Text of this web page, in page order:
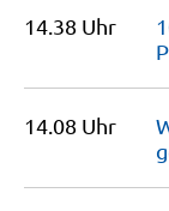
14.38 Uhr
14.08 Uhr